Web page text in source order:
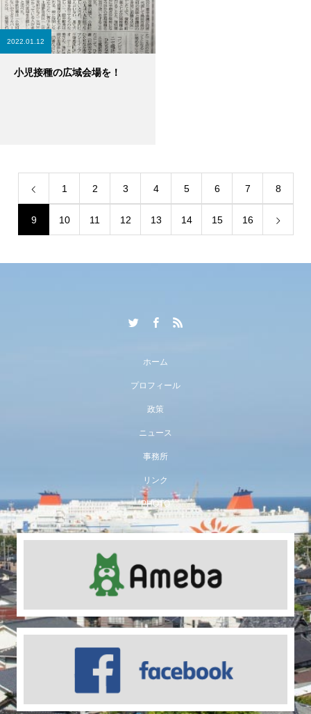
2022.01.12
小児接種の広域会場を！
1 2 3 4 5 6 7 8
9 10 11 12 13 14 15 16
ホーム
プロフィール
政策
ニュース
事務所
リンク
PHOTO